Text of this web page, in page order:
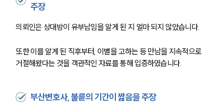
주장
의뢰인은 상대방이 유부남임을 알게 된 지 얼마 되지 않았습니다.
또한 이를 알게 된 직후부터, 이별을 고하는 등 만남을 지속적으로
거절해왔다는 것을 객관적인 자료를 통해 입증하였습니다.
부산변호사, 불륜의 기간이 짧음을 주장